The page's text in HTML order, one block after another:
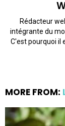
Rédacteur
intégrante du
C'est pourquoi il
MORE FROM: